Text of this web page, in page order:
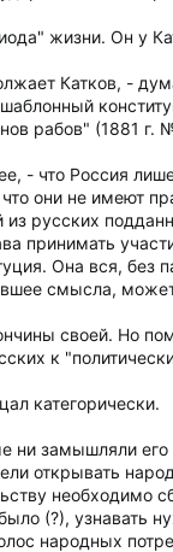
жизни. Он у
Катков, -
рабов" (1881 г.
- что Россия
они не имеют
русских
принимать
Она вся, без
смысла,
своей. Но
к
категорически.
ни замышляли
открывать
необходимо
(?), узнавать
народных